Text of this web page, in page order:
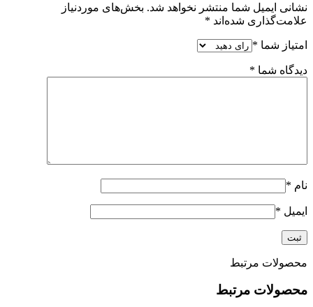
نشانی ایمیل شما منتشر نخواهد شد. بخش‌های موردنیاز
علامت‌گذاری شده‌اند *
امتیاز شما *
دیدگاه شما *
نام *
ایمیل *
محصولات مرتبط
محصولات مرتبط